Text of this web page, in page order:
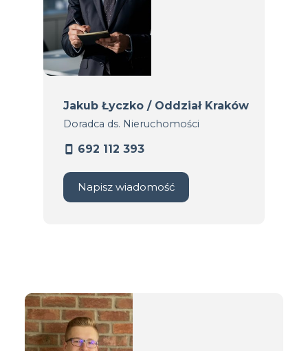
Jakub Łyczko / Oddział Kraków
Doradca ds. Nieruchomości
692 112 393
Napisz wiadomość